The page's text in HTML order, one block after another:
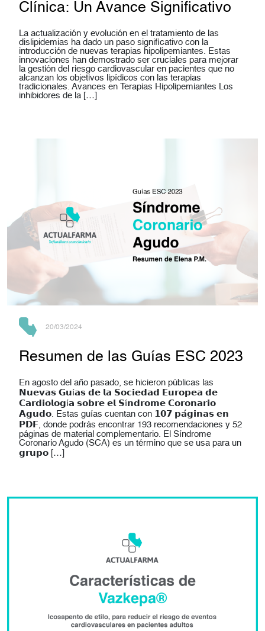
Clínica: Un Avance Significativo
La actualización y evolución en el tratamiento de las
dislipidemias ha dado un paso significativo con la
introducción de nuevas terapias hipolipemiantes. Estas
innovaciones han demostrado ser cruciales para mejorar
la gestión del riesgo cardiovascular en pacientes que no
alcanzan los objetivos lipídicos con las terapias
tradicionales. Avances en Terapias Hipolipemiantes Los
inhibidores de la […]
20/03/2024
Resumen de las Guías ESC 2023
En agosto del año pasado, se hicieron públicas las
𝗡𝘂𝗲𝘃𝗮𝘀 𝗚𝘂í𝗮𝘀 𝗱𝗲 𝗹𝗮 𝗦𝗼𝗰𝗶𝗲𝗱𝗮𝗱 𝗘𝘂𝗿𝗼𝗽𝗲𝗮 𝗱𝗲
𝗖𝗮𝗿𝗱𝗶𝗼𝗹𝗼𝗴í𝗮 𝘀𝗼𝗯𝗿𝗲 𝗲𝗹 𝗦í𝗻𝗱𝗿𝗼𝗺𝗲 𝗖𝗼𝗿𝗼𝗻𝗮𝗿𝗶𝗼
𝗔𝗴𝘂𝗱𝗼. Estas guías cuentan con 𝟭𝟬𝟳 𝗽𝗮́𝗴𝗶𝗻𝗮𝘀 𝗲𝗻
𝗣𝗗𝗙, donde podrás encontrar 193 recomendaciones y 52
páginas de material complementario. El Síndrome
Coronario Agudo (SCA) es un término que se usa para un
𝗴𝗿𝘂𝗽𝗼 […]